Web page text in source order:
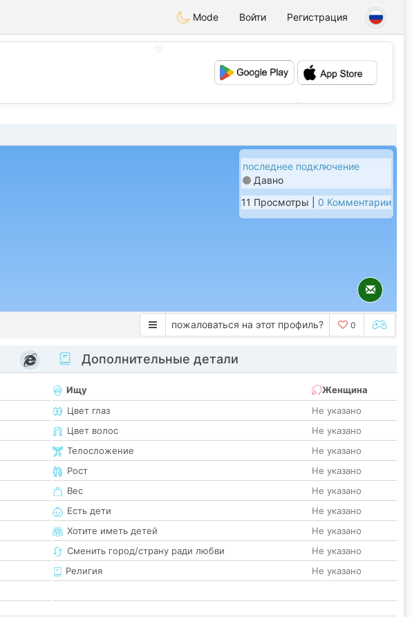
Mode Войти Регистрация
💕
последнее подключение
Давно
11 Просмотры | 0 Комментарии
пожаловаться на этот профиль? 0
Дополнительные детали
Ищу
Женщина
Цвет глаз
Не указано
Цвет волос
Не указано
Телосложение
Не указано
Рост
Не указано
Вес
Не указано
Есть дети
Не указано
Хотите иметь детей
Не указано
Сменить город/страну ради любви
Не указано
Религия
Не указано